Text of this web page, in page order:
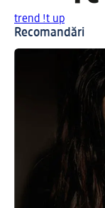
trend !t up
Recomandări